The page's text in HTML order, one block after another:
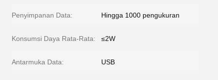
Penyimpanan Data: Hingga 1000 pengukuran
Konsumsi Daya Rata-Rata: ≤2W
Antarmuka Data: USB